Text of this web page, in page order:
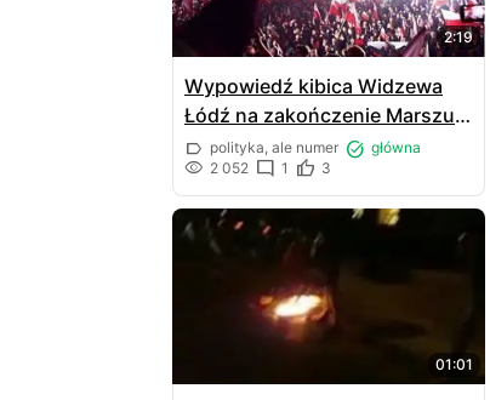
2:19
Wypowiedź kibica Widzewa
Łódź na zakończenie Marszu
Niepodległości
polityka, ale numer
główna
2 052
1 3
01:01